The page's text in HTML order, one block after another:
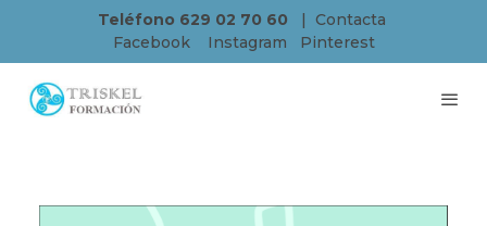
Teléfono 629 02 70 60 | Contacta
Facebook
Instagram Pinterest